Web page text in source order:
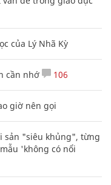
của Lý Nhã Kỳ
cần nhớ 106
giờ nên gọi
sản "siêu khủng", từng
'không có nổi